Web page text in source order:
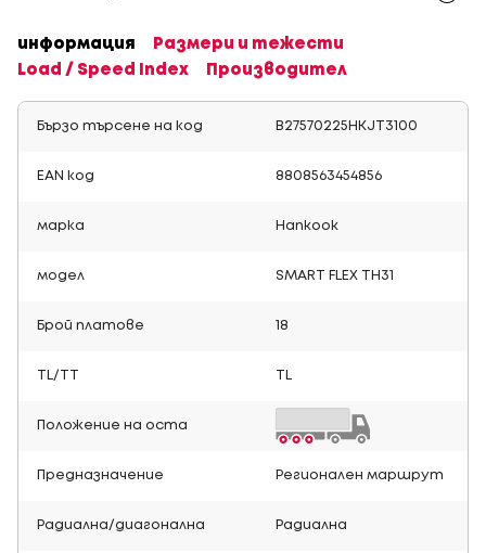
информация
Размери и тежести
Load / Speed Index
Производител
Бързо търсене на код B27570225HKJT3100
EAN код 8808563454856
марка Hankook
модел SMART FLEX TH31
Брой платове 18
TL/TT
Положение на оста
Предназначение Регионален маршрут
Радиална/диагонална Радиална